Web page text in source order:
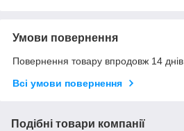
Умови повернення
Повернення товару впродовж 14
Всі умови повернення
Подібні товари компанії